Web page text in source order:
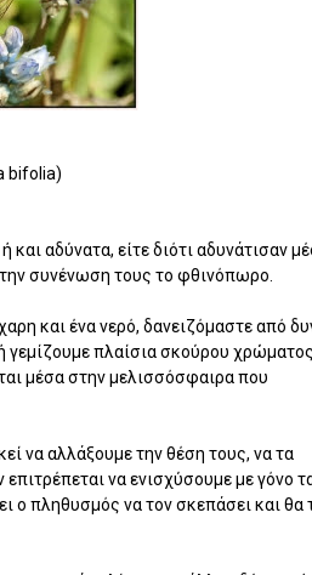
bifolia)
και αδύνατα, είτε διότι αδυνάτισαν
συνένωση τους το φθινόπωρο.
και ένα νερό, δανειζόμαστε από
γεμίζουμε πλαίσια σκούρου
μέσα στην μελισσόσφαιρα που
να αλλάξουμε την θέση τους, να τα
να ενισχύσουμε με γόνο
ο πληθυσμός να τον σκεπάσει και θα